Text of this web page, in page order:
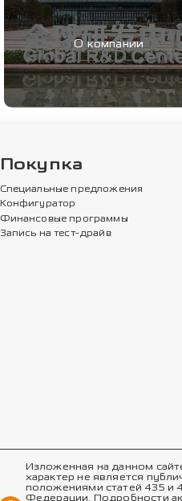
О компании
Покупка
Специальные предложения
Конфигуратор
Финансовые программы
Запись на тест-драйв
Изложенная на данном
характер не является
положениями статей 435 и
Федерации. Подробности